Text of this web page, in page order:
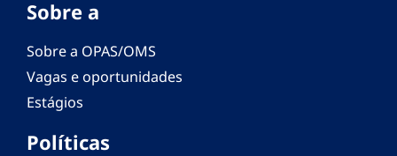
Sobre a
Sobre a OPAS/OMS
Vagas e oportunidades
Estágios
Políticas